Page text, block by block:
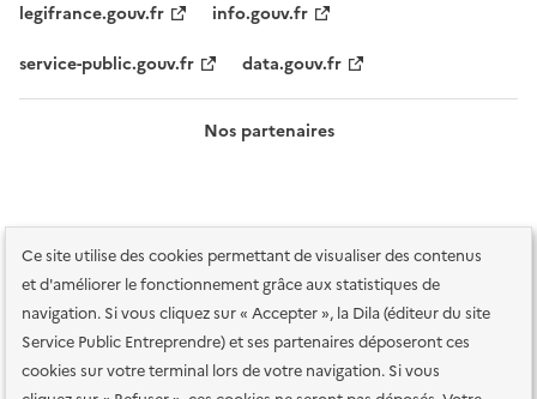
Ce site utilise des cookies permettant de visualiser des contenus
et d'améliorer le fonctionnement grâce aux statistiques de
navigation. Si vous cliquez sur « Accepter », la Dila (éditeur du site
Service Public Entreprendre) et ses partenaires déposeront ces
cookies sur votre terminal lors de votre navigation. Si vous
legifrance.gouv.fr
info.gouv.fr
service-public.gouv.fr
data.gouv.fr
Nos partenaires
Plan du site Accessibilité : totalement conforme
Accessibilité des
services en ligne
Mentions légales Données personnelles et sécurité